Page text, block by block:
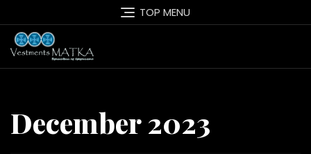
to
content
TOP MENU
December 2023